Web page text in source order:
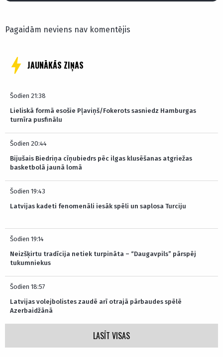
Pagaidām neviens nav komentējis
JAUNĀKĀS ZIŅAS
Šodien 21:38
Lieliskā formā esošie Pļaviņš/Fokerots sasniedz Hamburgas
turnīra pusfinālu
Šodien 20:44
Bijušais Biedriņa cīņubiedrs pēc ilgas klusēšanas atgriežas
basketbolā jaunā lomā
Šodien 19:43
Latvijas kadeti fenomenāli iesāk spēli un saplosa Turciju
Šodien 19:14
Neizšķirtu tradīcija netiek turpināta – “Daugavpils” pārspēj
tukumniekus
Šodien 18:57
Latvijas volejbolistes zaudē arī otrajā pārbaudes spēlē
Azerbaidžānā
LASĪT VISAS